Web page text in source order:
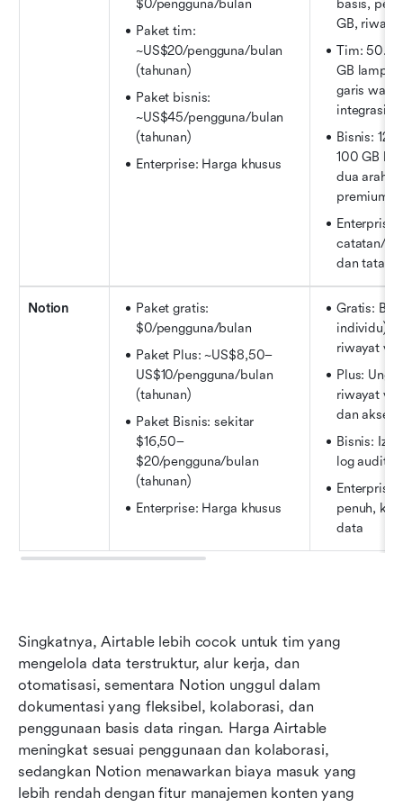
$0/pengguna/bulan
Paket tim:
~US$20/pengguna/bulan
(tahunan)
Paket bisnis:
~US$45/pengguna/bulan
(tahunan)
Enterprise: Harga khusus
basis,
GB,
Tim:
GB
garis
integrasi
Bisnis:
100 GB
dua arah,
premium
catatan/
dan tata
Notion
Paket gratis:
$0/pengguna/bulan
Paket Plus: ~US$8,50–
US$10/pengguna/bulan
(tahunan)
Paket Bisnis: sekitar
$16,50–
$20/pengguna/bulan
(tahunan)
Enterprise: Harga khusus
Gratis:
individu),
riwayat
Plus:
riwayat
dan akses
Bisnis:
log audit,
penuh,
data
Singkatnya, Airtable lebih cocok untuk tim yang
mengelola data terstruktur, alur kerja, dan
otomatisasi, sementara Notion unggul dalam
dokumentasi yang fleksibel, kolaborasi, dan
penggunaan basis data ringan. Harga Airtable
meningkat sesuai penggunaan dan kolaborasi,
sedangkan Notion menawarkan biaya masuk yang
lebih rendah dengan fitur manajemen konten yang